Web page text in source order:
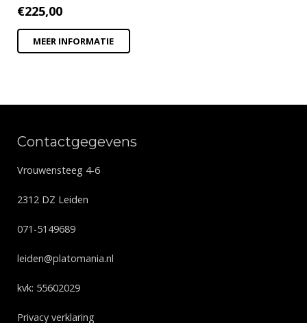
€225,00
MEER INFORMATIE
Contactgegevens
Vrouwensteeg 4-6
2312 DZ Leiden
071-5149689
leiden@platomania.nl
kvk: 55602029
Privacy verklaring